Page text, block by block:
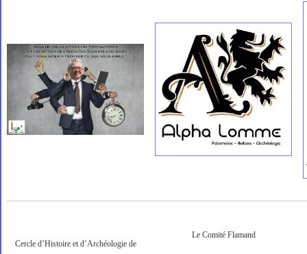
Cercle d’Histoire et d’Archéologie de
Le Comité Flamand